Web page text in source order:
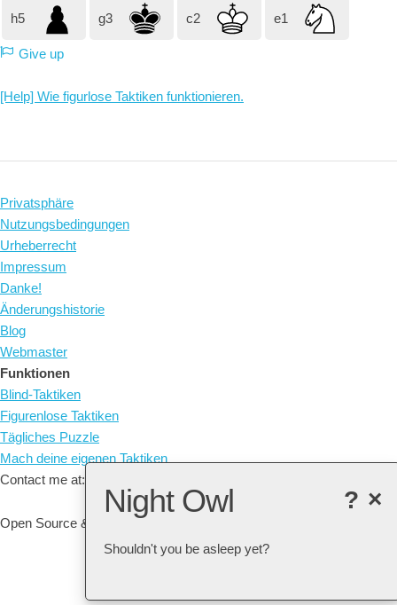
h5 g3 c2 e1
Give up
[Help] Wie figurlose Taktiken funktionieren.
Privatsphäre
Nutzungsbedingungen
Urheberrecht
Impressum
Danke!
Änderungshistorie
Blog
Webmaster
Funktionen
Blind-Taktiken
Figurenlose Taktiken
Tägliches Puzzle
Mach deine eigenen Taktiken
Contact me at: arne@listudy.org
Open Source & Free Software:
×
?
Night Owl
Shouldn't you be asleep yet?